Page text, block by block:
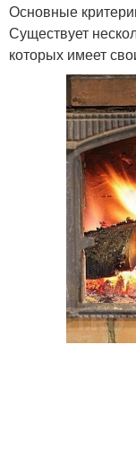
Основные
Существует
которых имеет